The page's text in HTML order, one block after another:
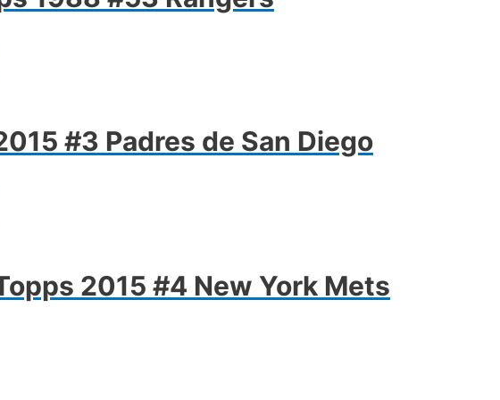
#3 Padres de San Diego
2015 #4 New York Mets